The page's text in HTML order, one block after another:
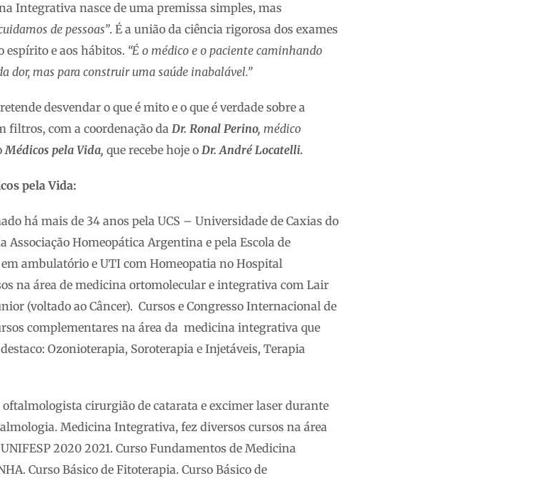
Integrativa nasce de uma premissa simples, mas
de pessoas”. É a união da ciência rigorosa dos exames
espírito e aos hábitos. “É o médico e o paciente caminhando
dor, mas para construir uma saúde inabalável.”
desvendar o que é mito e o que é verdade sobre a
filtros, com a coordenação da Dr. Ronal Perino, médico
Médicos pela Vida, que recebe hoje o Dr. André Locatelli.
pela Vida:
há mais de 34 anos pela UCS – Universidade de Caxias do
Associação Homeopática Argentina e pela Escola de
ambulatório e UTI com Homeopatia no Hospital
na área de medicina ortomolecular e integrativa com Lair
(voltado ao Câncer). Cursos e Congresso Internacional de
complementares na área da medicina integrativa que
Ozonioterapia, Soroterapia e Injetáveis, Terapia
oftalmologista cirurgião de catarata e excimer laser durante
Medicina Integrativa, fez diversos cursos na área
2020 2021. Curso Fundamentos de Medicina
Curso Básico de Fitoterapia. Curso Básico de